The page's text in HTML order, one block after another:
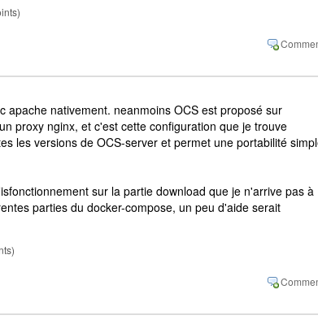
apache nativement. neanmoins OCS est proposé sur
proxy nginx, et c'est cette configuration que je trouve
les versions de OCS-server et permet une portabilité
sur la partie download que je n'arrive pas à
parties du docker-compose, un peu d'aide serait